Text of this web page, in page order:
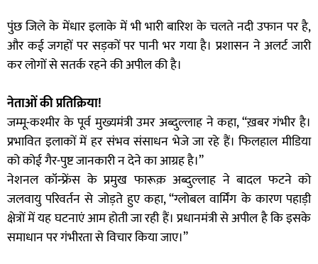
पुंछ जिले के मेंधार इलाके में भी भारी बारिश के चलते नदी उफान पर है,
और कई जगहों पर सड़कों पर पानी भर गया है। प्रशासन ने अलर्ट जारी
कर लोगों से सतर्क रहने की अपील की है।
नेताओं की प्रतिक्रिया!
जम्मू-कश्मीर के पूर्व मुख्यमंत्री उमर अब्दुल्लाह ने कहा, “ख़बर गंभीर है।
प्रभावित इलाकों में हर संभव संसाधन भेजे जा रहे हैं। फिलहाल मीडिया
को कोई गैर-पुष्ट जानकारी न देने का आग्रह है।”
नेशनल कॉन्फ्रेंस के प्रमुख फारूक़ अब्दुल्लाह ने बादल फटने को
जलवायु परिवर्तन से जोड़ते हुए कहा, “ग्लोबल वार्मिंग के कारण पहाड़ी
क्षेत्रों में यह घटनाएं आम होती जा रही हैं। प्रधानमंत्री से अपील है कि इसके
समाधान पर गंभीरता से विचार किया जाए।”